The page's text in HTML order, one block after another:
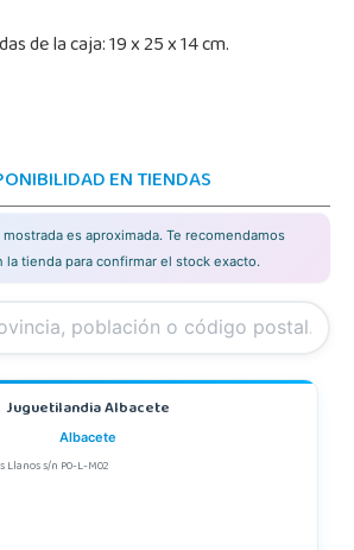
de la caja: 19 x 25 x 14 cm.
EN TIENDAS
es aproximada. Te recomendamos
la tienda para confirmar el stock exacto.
Juguetilandia Albacete
Albacete
Llanos s/n P0-L-M02